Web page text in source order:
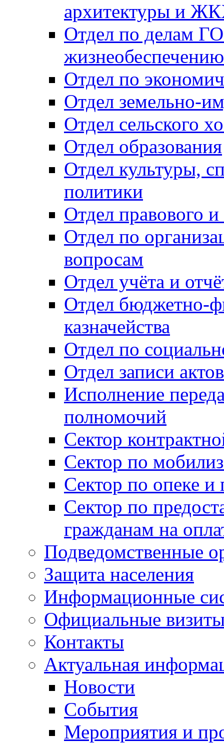
архитектуры и
Отдел по делам
Отдел по
Отдел земельно-
Отдел сельского
Отдел образования
Отдел культуры,
политики
Отдел правового
Отдел по
вопросам
Отдел учёта и
Отдел бюджетно-
казначейства
Отдел по
Отдел записи
Исполнение
полномочий
Сектор
Сектор по
Сектор по опеке и
Сектор по
гражданам на
Подведомственные
Защита населения
Информационные
Официальные
Контакты
Актуальная
Новости
События
Мероприятия и